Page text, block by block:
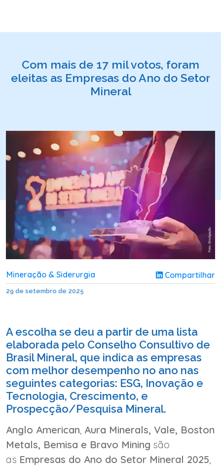
Com mais de 17 mil votos, foram
eleitas as Empresas do Ano do Setor
Mineral
Mineração & Siderurgia Compartilhar
29 de setembro de 2025
A escolha se deu a partir de uma lista
elaborada pelo Conselho Consultivo de
Brasil Mineral, que indica as empresas
com melhor desempenho no ano nas
seguintes categorias: ESG, Inovação e
Tecnologia, Crescimento, e
Prospecção/Pesquisa Mineral.
Anglo American Aura Minerals, Vale, Boston
Metals, Bemisa e Bravo Mining são
as Empresas do Ano do Setor Mineral 2025